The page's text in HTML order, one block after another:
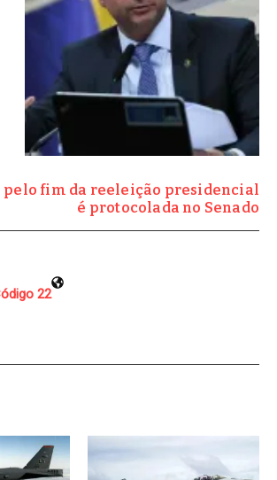
pelo fim da reeleição presidencial
é protocolada no Senado
22